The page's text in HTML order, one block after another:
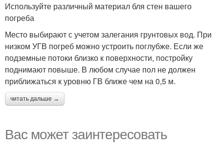
Используйте различный материал бля стен вашего
погреба
Место выбирают с учетом залегания грунтовых вод. При
низком УГВ погреб можно устроить поглубже. Если же
подземные потоки близко к поверхности, постройку
поднимают повыше. В любом случае пол не должен
приближаться к уровню ГВ ближе чем на 0,5 м.
читать дальше →
Вас может заинтересовать